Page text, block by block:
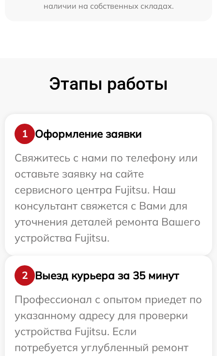
наличии на собственных складах.
Этапы работы
1
Оформление заявки
Свяжитесь с нами по телефону или
оставьте заявку на сайте
сервисного центра Fujitsu. Наш
консультант свяжется с Вами для
уточнения деталей ремонта Вашего
устройства Fujitsu.
2
Выезд курьера за 35 минут
Профессионал с опытом приедет по
указанному адресу для проверки
устройства Fujitsu. Если
потребуется углубленный ремонт